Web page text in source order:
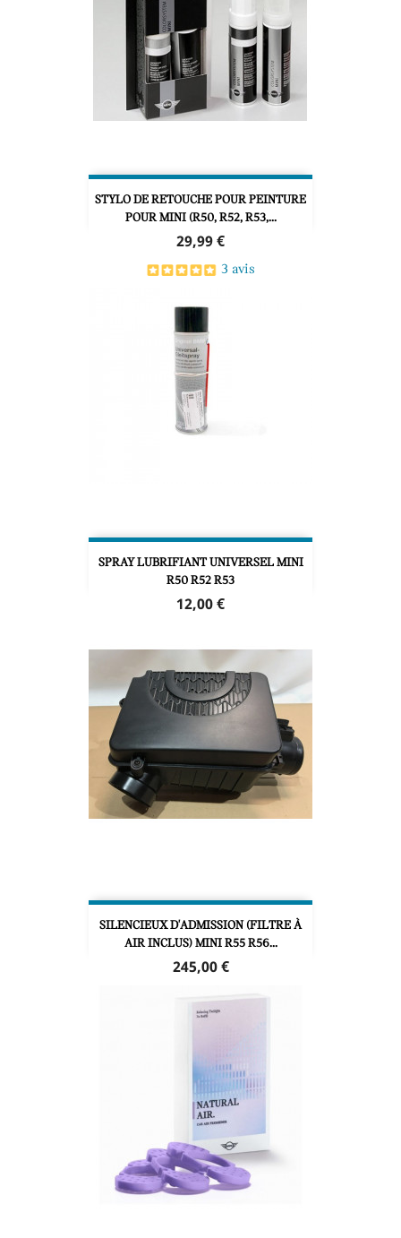
STYLO DE RETOUCHE POUR PEINTURE
POUR MINI (R50, R52, R53,...
Prix
29,99 €
3 avis
SPRAY LUBRIFIANT UNIVERSEL MINI
R50 R52 R53
Prix
12,00 €
SILENCIEUX D'ADMISSION (FILTRE À
AIR INCLUS) MINI R55 R56...
Prix
245,00 €